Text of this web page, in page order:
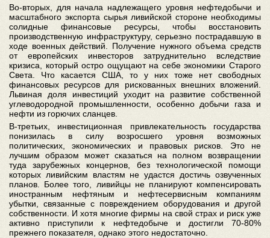
Во-вторых, для начала надлежащего уровня нефтедобычи и
масштабного экспорта сырья ливийской стороне необходимы
солидные финансовые ресурсы, чтобы восстановить
производственную инфраструктуру, серьезно пострадавшую в
ходе военных действий. Получение нужного объема средств
от европейских инвесторов затруднительно вследствие
кризиса, который остро ощущают на себе экономики Старого
Света. Что касается США, то у них тоже нет свободных
финансовых ресурсов для рискованных внешних вложений.
Львиная доля инвестиций уходит на развитие собственной
углеводородной промышленности, особенно добычи газа и
нефти из горючих сланцев.
В-третьих, инвестиционная привлекательность государства
понизилась в силу возросшего уровня возможных
политических, экономических и правовых рисков. Это не
лучшим образом может сказаться на полном возвращении
туда зарубежных концернов, без технологической помощи
которых ливийским властям не удастся достичь озвученных
планов. Более того, ливийцы не планируют компенсировать
иностранным нефтяным и нефтесервисным компаниям
убытки, связанные с повреждением оборудования и другой
собственности. И хотя многие фирмы на свой страх и риск уже
активно приступили к нефтедобыче и достигли 70-80%
прежнего показателя, однако этого недостаточно.